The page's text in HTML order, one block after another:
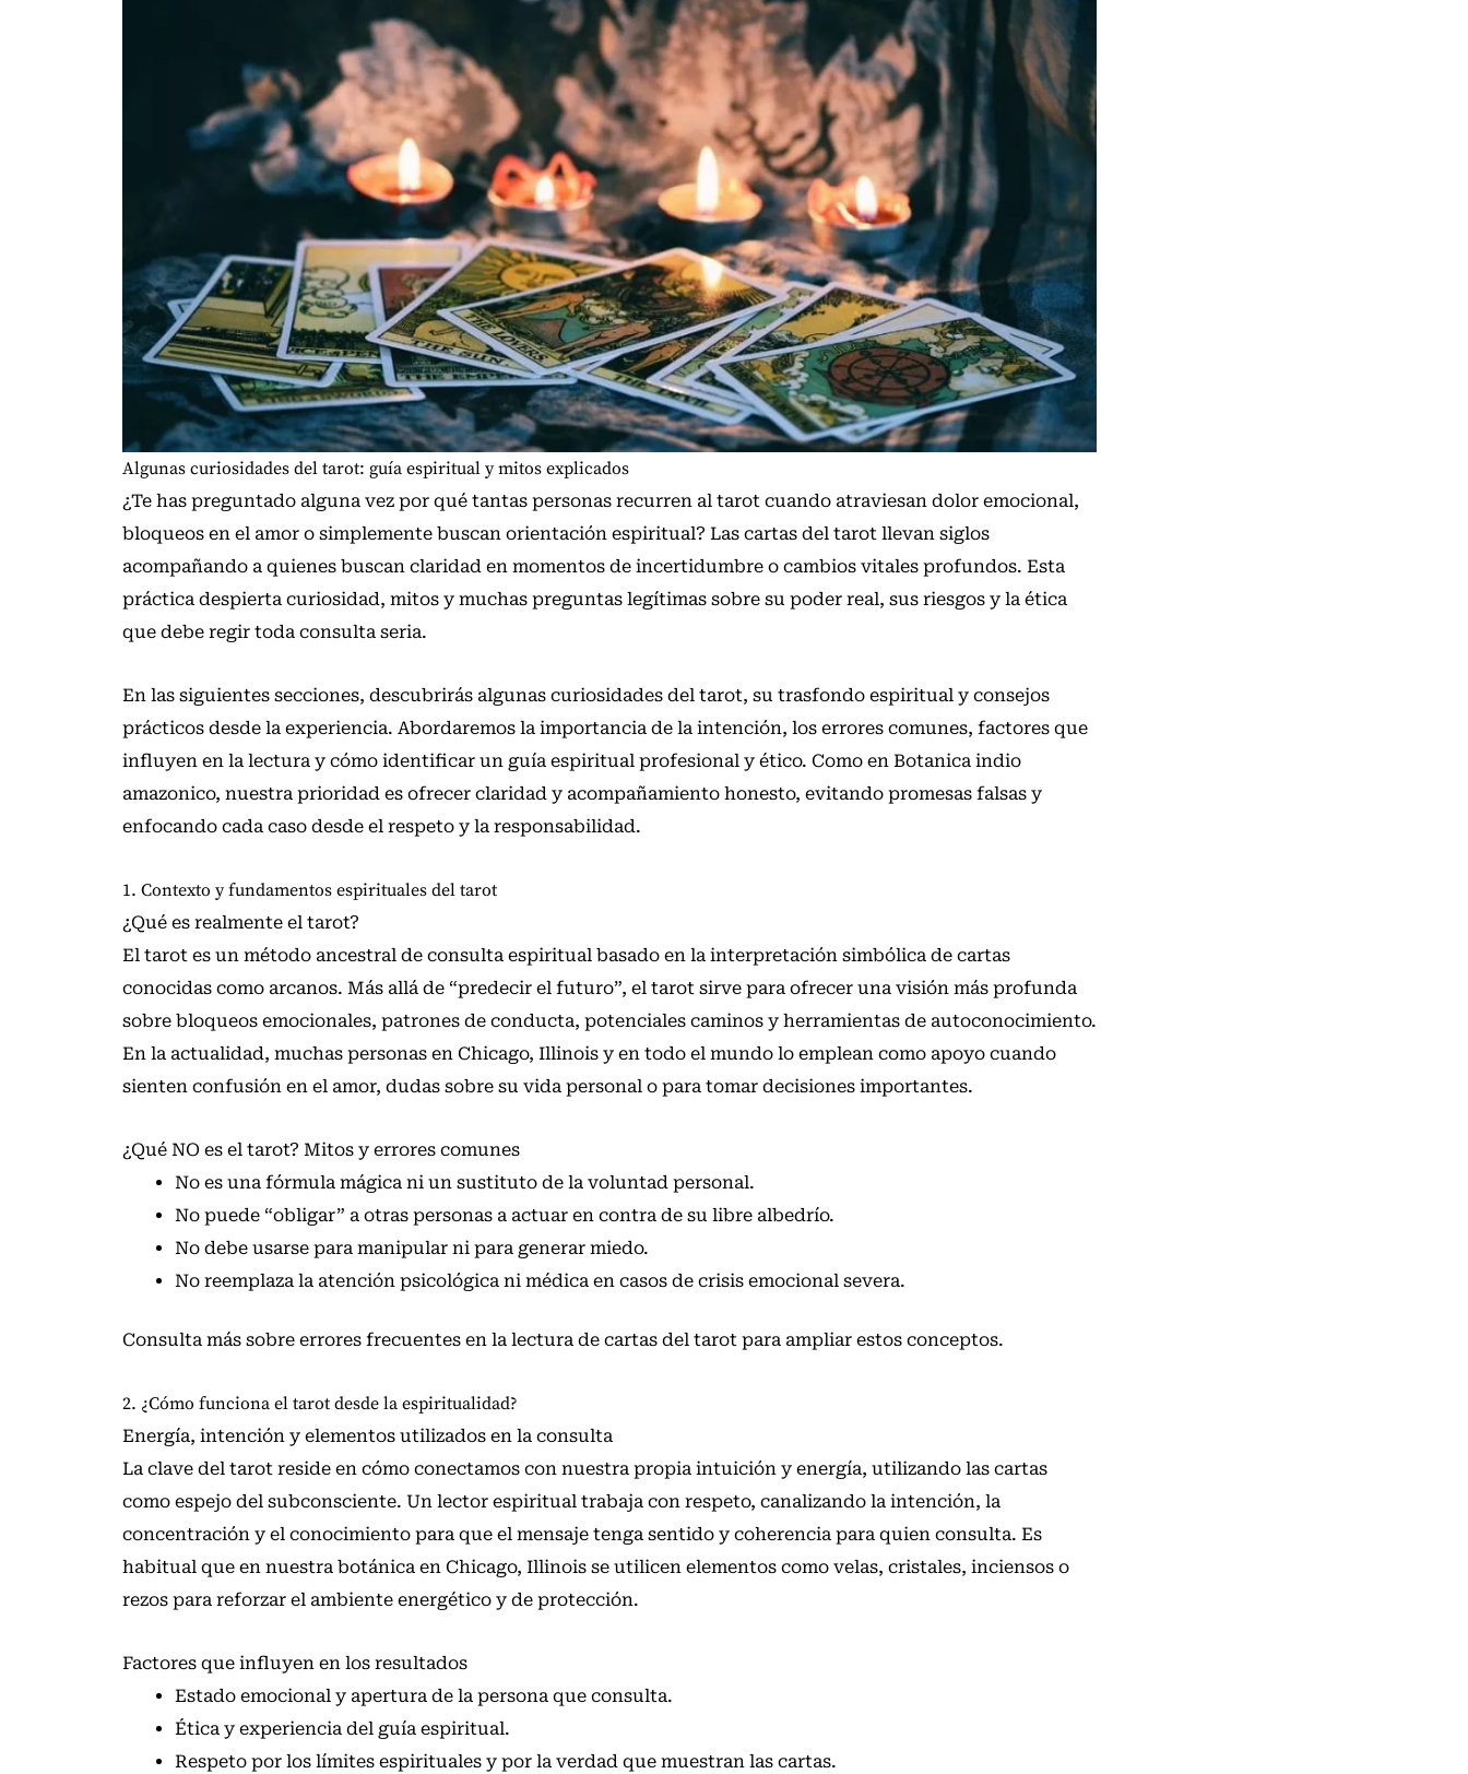
Algunas curiosidades del tarot: guía espiritual y mitos explicados
¿Te has preguntado alguna vez por qué tantas personas recurren al tarot cuando atraviesan dolor emocional,
bloqueos en el amor o simplemente buscan orientación espiritual? Las cartas del tarot llevan siglos
acompañando a quienes buscan claridad en momentos de incertidumbre o cambios vitales profundos. Esta
práctica despierta curiosidad, mitos y muchas preguntas legítimas sobre su poder real, sus riesgos y la ética
que debe regir toda consulta seria.
En las siguientes secciones, descubrirás algunas curiosidades del tarot, su trasfondo espiritual y consejos
prácticos desde la experiencia. Abordaremos la importancia de la intención, los errores comunes, factores que
influyen en la lectura y cómo identificar un guía espiritual profesional y ético. Como en Botanica indio
amazonico, nuestra prioridad es ofrecer claridad y acompañamiento honesto, evitando promesas falsas y
enfocando cada caso desde el respeto y la responsabilidad.
1. Contexto y fundamentos espirituales del tarot
¿Qué es realmente el tarot?
El tarot es un método ancestral de consulta espiritual basado en la interpretación simbólica de cartas
conocidas como arcanos. Más allá de “predecir el futuro”, el tarot sirve para ofrecer una visión más profunda
sobre bloqueos emocionales, patrones de conducta, potenciales caminos y herramientas de autoconocimiento.
En la actualidad, muchas personas en Chicago, Illinois y en todo el mundo lo emplean como apoyo cuando
sienten confusión en el amor, dudas sobre su vida personal o para tomar decisiones importantes.
¿Qué NO es el tarot? Mitos y errores comunes
No es una fórmula mágica ni un sustituto de la voluntad personal.
No puede “obligar” a otras personas a actuar en contra de su libre albedrío.
No debe usarse para manipular ni para generar miedo.
No reemplaza la atención psicológica ni médica en casos de crisis emocional severa.
Consulta más sobre errores frecuentes en la lectura de cartas del tarot para ampliar estos conceptos.
2. ¿Cómo funciona el tarot desde la espiritualidad?
Energía, intención y elementos utilizados en la consulta
La clave del tarot reside en cómo conectamos con nuestra propia intuición y energía, utilizando las cartas
como espejo del subconsciente. Un lector espiritual trabaja con respeto, canalizando la intención, la
concentración y el conocimiento para que el mensaje tenga sentido y coherencia para quien consulta. Es
habitual que en nuestra botánica en Chicago, Illinois se utilicen elementos como velas, cristales, inciensos o
rezos para reforzar el ambiente energético y de protección.
Factores que influyen en los resultados
Estado emocional y apertura de la persona que consulta.
Ética y experiencia del guía espiritual.
Respeto por los límites espirituales y por la verdad que muestran las cartas.